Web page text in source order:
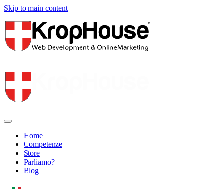
Skip to main content
Home
Competenze
Store
Parliamo?
Blog